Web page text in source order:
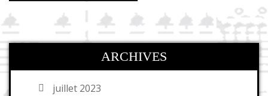
ARCHIVES
juillet 2023